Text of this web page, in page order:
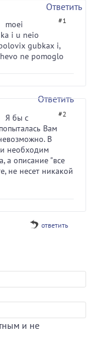
Ответить
#1
moei
i u neio
gubkax i,
ne pomoglo
Ответить
#2
Я бы с
Вам
В
необходим
а описание "все
не несет никакой
ответить
и не